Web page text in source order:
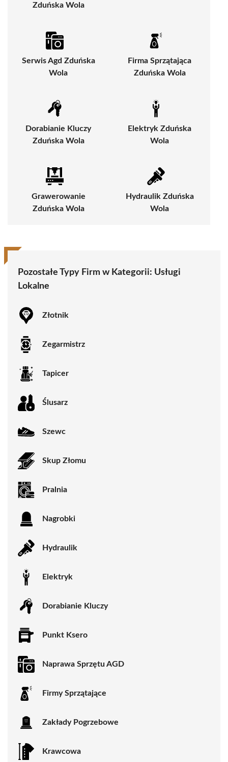
Zduńska Wola
Serwis Agd Zduńska
Wola
Firma Sprzątająca
Zduńska Wola
Dorabianie Kluczy
Zduńska Wola
Elektryk Zduńska
Wola
Grawerowanie
Zduńska Wola
Hydraulik Zduńska
Wola
Pozostałe Typy Firm w Kategorii: Usługi
Lokalne
Złotnik
Zegarmistrz
Tapicer
Ślusarz
Szewc
Skup Złomu
Pralnia
Nagrobki
Hydraulik
Elektryk
Dorabianie Kluczy
Punkt Ksero
Naprawa Sprzętu AGD
Firmy Sprzątające
Zakłady Pogrzebowe
Krawcowa